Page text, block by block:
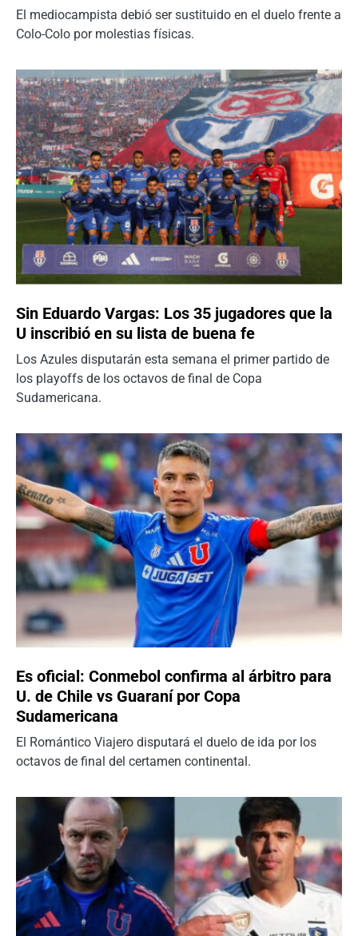
El mediocampista debió ser sustituido en el duelo frente a
Colo-Colo por molestias físicas.
Sin Eduardo Vargas: Los 35 jugadores que la
U inscribió en su lista de buena fe
Los Azules disputarán esta semana el primer partido de
los playoffs de los octavos de final de Copa
Sudamericana.
Es oficial: Conmebol confirma al árbitro para
U. de Chile vs Guaraní por Copa
Sudamericana
El Romántico Viajero disputará el duelo de ida por los
octavos de final del certamen continental.